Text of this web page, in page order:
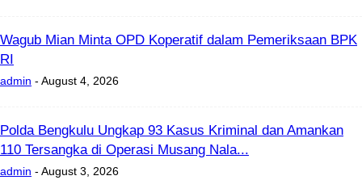
Wagub Mian Minta OPD Koperatif dalam Pemeriksaan BPK
RI
admin - August 4, 2026
Polda Bengkulu Ungkap 93 Kasus Kriminal dan Amankan
110 Tersangka di Operasi Musang Nala...
admin - August 3, 2026